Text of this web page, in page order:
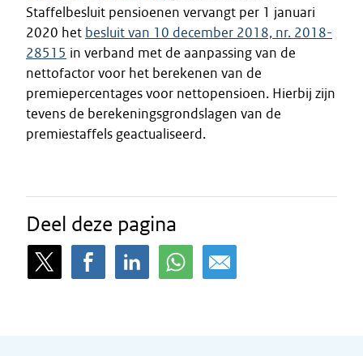
Staffelbesluit pensioenen vervangt per 1 januari
2020 het besluit van 10 december 2018, nr. 2018-
28515 in verband met de aanpassing van de
nettofactor voor het berekenen van de
premiepercentages voor nettopensioen. Hierbij zijn
tevens de berekeningsgrondslagen van de
premiestaffels geactualiseerd.
Deel deze pagina